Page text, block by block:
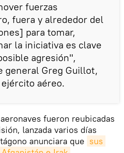
fuerzas
fuera y alrededor del
para tomar,
la iniciativa es clave
agresión",
general Greg Guillot,
aéreo.
fueron reubicadas
lanzada varios días
anunciara que sus